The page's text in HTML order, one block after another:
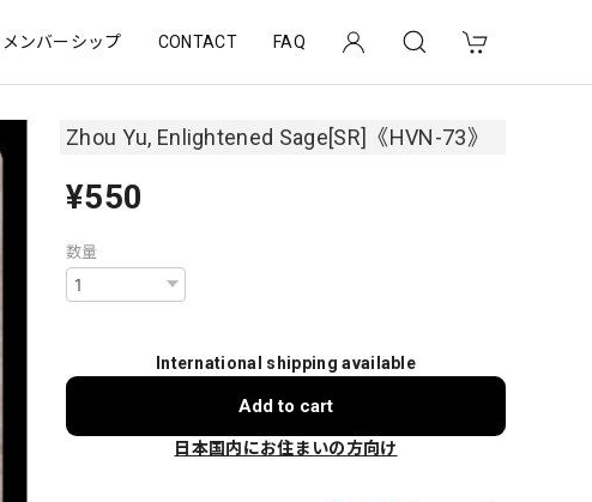
メンバーシップ CONTACT FAQ
Zhou Yu, Enlightened Sage[SR]《HVN-73》
¥550
数量
International shipping available
Add to cart
日本国内にお住まいの方向け